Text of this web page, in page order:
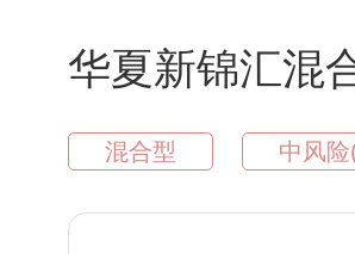
华夏新锦汇混
混合型 中风